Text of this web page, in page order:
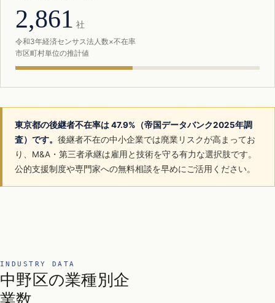
2,861 社
令和3年経済センサス法人数×不在率
市区町村単位の推計値
東京都の後継者不在率は 47.9%（帝国データバンク2025年調
査）です。 後継者不在の中小企業では廃業リスクが高まってお
り、M&A・第三者承継は雇用と技術を守る有力な選択肢です。
公的支援制度や専門家への無料相談を早めにご活用ください。
INDUSTRY DATA
中野区の業種別企